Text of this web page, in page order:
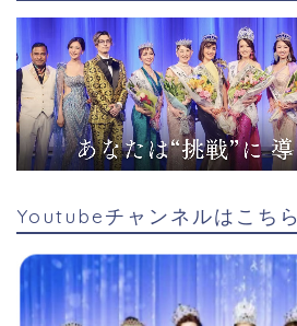
Youtubeチャンネルはこちら